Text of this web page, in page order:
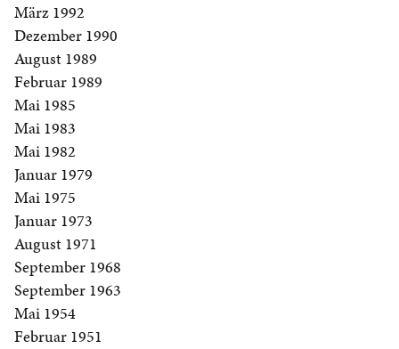
März 1992
Dezember 1990
August 1989
Februar 1989
Mai 1985
Mai 1983
Mai 1982
Januar 1979
Mai 1975
Januar 1973
August 1971
September 1968
September 1963
Mai 1954
Februar 1951